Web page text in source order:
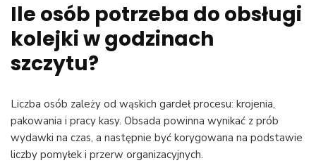
Ile osób potrzeba do obsługi
kolejki w godzinach
szczytu?
Liczba osób zależy od wąskich gardeł procesu: krojenia,
pakowania i pracy kasy. Obsada powinna wynikać z prób
wydawki na czas, a następnie być korygowana na podstawie
liczby pomyłek i przerw organizacyjnych.